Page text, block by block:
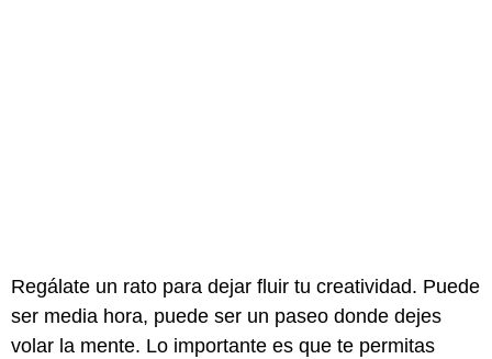
Regálate un rato para dejar fluir tu creatividad. Puede
ser media hora, puede ser un paseo donde dejes
volar la mente. Lo importante es que te permitas